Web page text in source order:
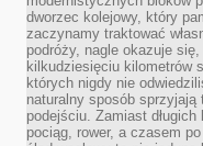
dworzec kolejowy, który
zaczynamy traktować
podróży, nagle okazuje
kilkudziesięciu kilometrów
których nigdy nie
naturalny sposób sprzyjają
podejściu. Zamiast
pociąg, rower, a czasem